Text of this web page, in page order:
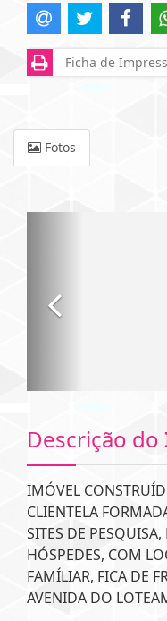
Ficha de
Fotos
Descrição do
IMÓVEL
CLIENTELA
SITES DE
HÓSPEDES, COM
FAMÍLIAR, FICA DE
AVENIDA DO